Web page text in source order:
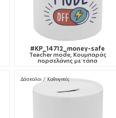
#KP_14712_money-safe
Teacher mode, Κουμπαράς
πορσελάνης με τάπα
Δάσκαλοι / Καθηγητές